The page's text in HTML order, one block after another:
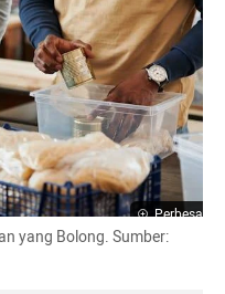
Perbesar
yang Bolong. Sumber: